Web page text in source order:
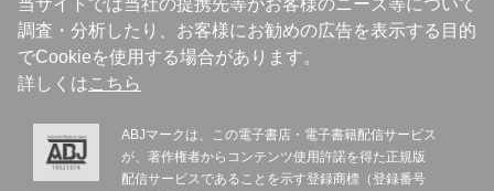
当サイトでは当社の提携先等がお客様のニーズ等について
調査・分析したり、お客様にお勧めの広告を表示する目的
でCookieを使用する場合があります。
詳しくはこちら
ABJマークは、この電子書店・電子書籍配信サービス
が、著作権者からコンテンツ使用許諾を得た正規版
配信サービスであることを示す登録商標（登録番号